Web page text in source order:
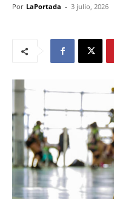
Por LaPortada - 3 julio, 2026